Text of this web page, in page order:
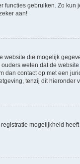
functies gebruiken. Zo
aan!
website die mogelijk
weten dat de
dan contact op met een
tenzij dit hieronder
mogelijkheid